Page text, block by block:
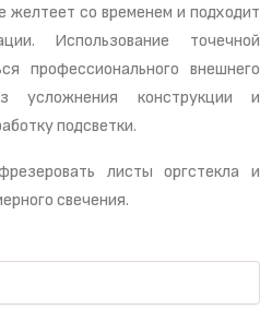
желтеет со временем и подходит
Использование точечной
профессионального внешнего
усложнения конструкции и
подсветки.
листы оргстекла и
свечения.